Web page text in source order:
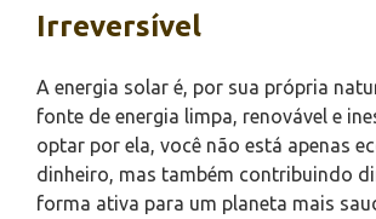
Irreversível
A energia solar é, por sua própria
fonte de energia limpa, renovável e
optar por ela, você não está apenas
dinheiro, mas também contribuindo
forma ativa para um planeta mais